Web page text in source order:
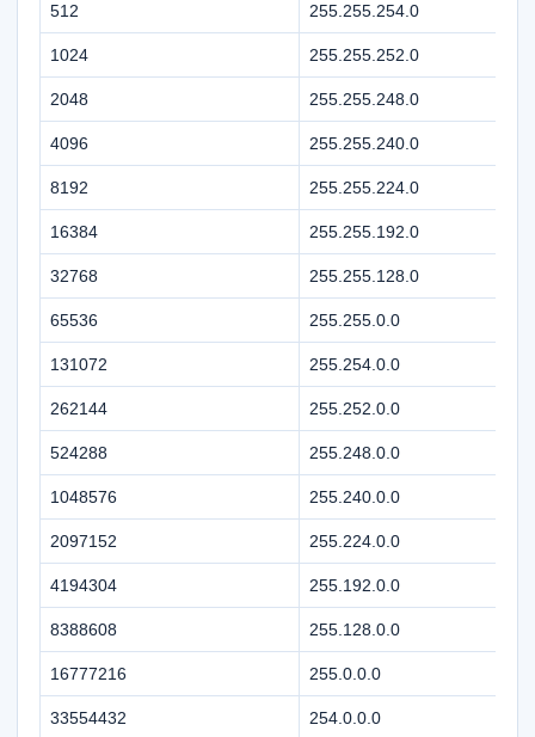
512 255.255.254.0
1024 255.255.252.0
2048 255.255.248.0
4096 255.255.240.0
8192 255.255.224.0
16384 255.255.192.0
32768 255.255.128.0
65536 255.255.0.0
131072 255.254.0.0
262144 255.252.0.0
524288 255.248.0.0
1048576 255.240.0.0
2097152 255.224.0.0
4194304 255.192.0.0
8388608 255.128.0.0
16777216 255.0.0.0
33554432 254.0.0.0